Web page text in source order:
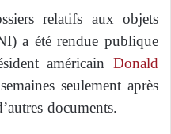
relatifs aux objets
a été rendue publique
américain Donald
seulement après
documents.